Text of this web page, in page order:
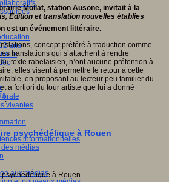
ans
orale
vivantes
informationnelles
médias
aux médias
Mollat, station Ausone, invitait à la
Édition et translation nouvelles établies
est un événement littéraire.
concept préféré à traduction comme
translations qui s’attachent à rendre
texte rabelaisien, n’ont aucune prétention à
elles visent à permettre le retour à cette
en proposant au lecteur peu familier du
a fortiori du tour artiste que lui a donné
[2]
.
psychédélique à Rouen